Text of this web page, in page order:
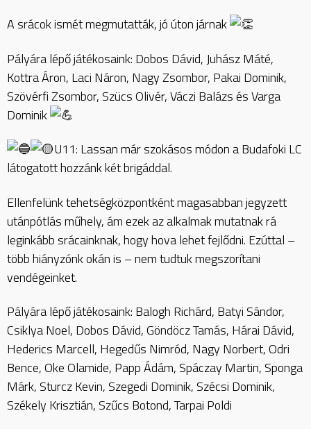
A srácok ismét megmutatták, jó úton járnak
Pályára lépő játékosaink: Dobos Dávid, Juhász Máté,
Kottra Áron, Laci Náron, Nagy Zsombor, Pakai Dominik,
Szövérfi Zsombor, Szücs Olivér, Váczi Balázs és Varga
Dominik
U11: Lassan már szokásos módon a Budafoki LC
látogatott hozzánk két brigáddal.
Ellenfelünk tehetségközpontként magasabban jegyzett
utánpótlás műhely, ám ezek az alkalmak mutatnak rá
leginkább srácainknak, hogy hova lehet fejlődni. Ezúttal –
több hiányzónk okán is – nem tudtuk megszorítani
vendégeinket.
Pályára lépő játékosaink: Balogh Richárd, Batyi Sándor,
Csiklya Noel, Dobos Dávid, Göndöcz Tamás, Hárai Dávid,
Hederics Marcell, Hegedűs Nimród, Nagy Norbert, Odri
Bence, Oke Olamide, Papp Ádám, Spáczay Martin, Sponga
Márk, Sturcz Kevin, Szegedi Dominik, Szécsi Dominik,
Székely Krisztián, Szűcs Botond, Tarpai Poldi